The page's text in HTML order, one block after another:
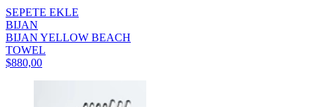
SEPETE EKLE
BIJAN
BIJAN YELLOW BEACH
TOWEL
$880,00